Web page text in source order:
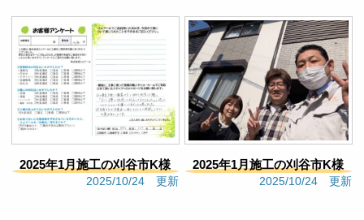
んなはずじゃなかった”　という点があり、塗り直し
をお願いすることになりました。なので、シミュレ
ーションで確認できないことは現地確認を進めてい
ただけると良かったなと思いました。【反省点】シ
ミュレーションで確認できなかった部位は、シミュ
レーション後に色見本で確認し、塗装後のイメージ
を膨らませるべきだったと振り返りました。これか
ら定期点検などあるかと思いますが、次塗装するな
Google口コミ
2025年1月施工の刈谷市K様
2025/10/24 更新
2025年1月施工の刈谷市K様
2025/10/24 更新